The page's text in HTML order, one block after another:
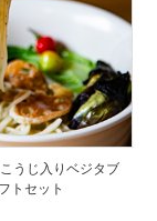
うじ入りベジタブ
トセット